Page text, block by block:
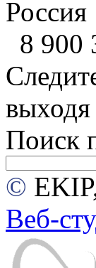
Россия
8 900
выходя
Поиск
©
Веб-